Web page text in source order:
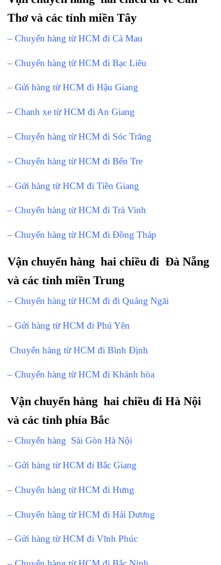
Thơ và các tỉnh miền Tây
– Chuyển hàng từ HCM đi Cà Mau
– Chuyển hàng từ HCM đi Bạc Liêu
– Gửi hàng từ HCM đi Hậu Giang
– Chanh xe từ HCM đi An Giang
– Chuyển hàng từ HCM đi Sóc Trăng
– Chuyển hàng từ HCM đi Bến Tre
– Gửi hàng từ HCM đi Tiền Giang
– Chuyển hàng từ HCM đi Trà Vinh
– Chuyển hàng từ HCM đi Đồng Tháp
Vận chuyển hàng hai chiều đi Đà Nẵng
và các tỉnh miền Trung
– Chuyển hàng từ HCM đi đi Quảng Ngãi
– Gửi hàng từ HCM đi Phú Yên
Chuyển hàng từ HCM đi Bình Định
– Chuyển hàng từ HCM đi Khánh hòa
Vận chuyển hàng hai chiều đi Hà Nội
và các tỉnh phía Bắc
– Chuyển hàng Sài Gòn Hà Nội
– Gửi hàng từ HCM đi Bắc Giang
– Chuyển hàng từ HCM đi Hưng
– Chuyển hàng từ HCM đi Hải Dương
– Gửi hàng từ HCM đi Vĩnh Phúc